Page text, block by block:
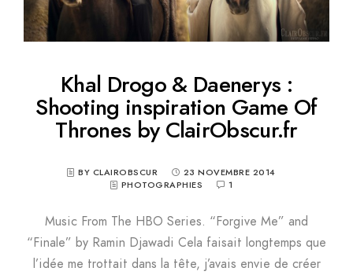
Khal Drogo & Daenerys :
Shooting inspiration Game Of
Thrones by ClairObscur.fr
BY CLAIROBSCUR
23 NOVEMBRE 2014
PHOTOGRAPHIES
1
Music From The HBO Series. “Forgive Me” and
“Finale” by Ramin Djawadi Cela faisait longtemps que
l’idée me trottait dans la tête, j’avais envie de créer